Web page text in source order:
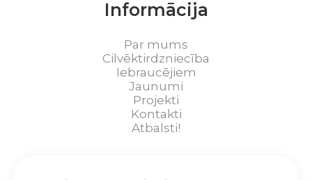
Informācija
Par mums
Cilvēktirdzniecība
Iebraucējiem
Jaunumi
Projekti
Kontakti
Atbalsti!